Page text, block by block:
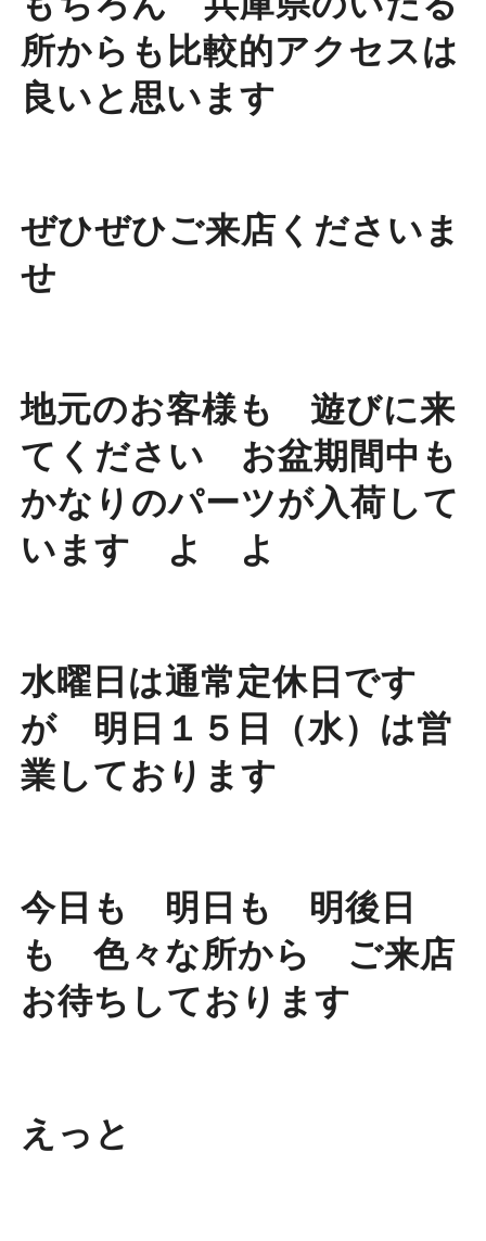
所からも比較的アクセスは
良いと思います
ぜひぜひご来店くださいま
せ
地元のお客様も 遊びに来
てください お盆期間中も
かなりのパーツが入荷して
います よ よ
水曜日は通常定休日です
が 明日１５日（水）は営
業しております
今日も 明日も 明後日
も 色々な所から ご来店
お待ちしております
えっと